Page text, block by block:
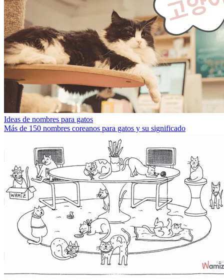
Ideas de nombres para gatos
Más de 150 nombres coreanos para gatos y su significado